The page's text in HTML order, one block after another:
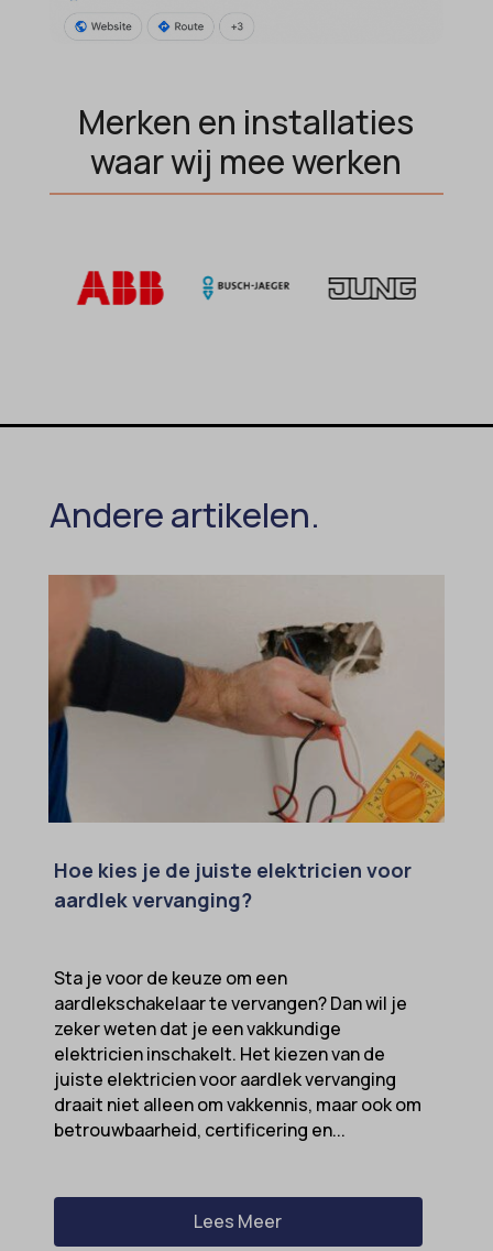
Merken en installaties
waar wij mee werken
Andere artikelen.
Hoe kies je de juiste elektricien voor
aardlek vervanging?
Sta je voor de keuze om een
aardlekschakelaar te vervangen? Dan wil je
zeker weten dat je een vakkundige
elektricien inschakelt. Het kiezen van de
juiste elektricien voor aardlek vervanging
draait niet alleen om vakkennis, maar ook om
betrouwbaarheid, certificering en...
Lees Meer